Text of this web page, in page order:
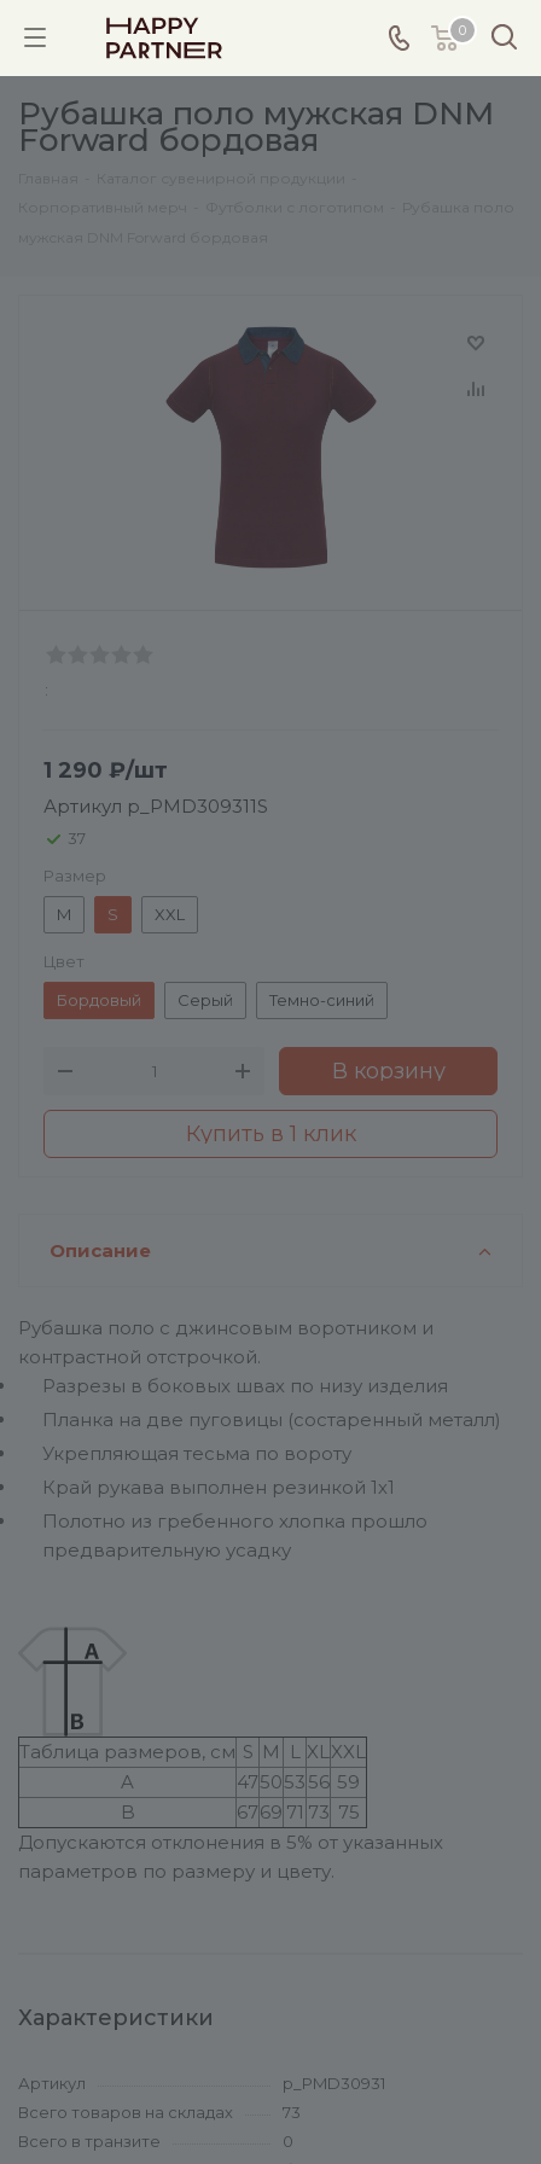
0
Рубашка поло мужская DNM
Forward бордовая
:
1 290 ₽/шт
Артикул p_PMD309311S
37
Размер
M
S XXL
Цвет
Бордовый
Серый Темно-синий
В корзину
Купить в 1 клик
Описание
Рубашка поло с джинсовым воротником и
контрастной отстрочкой.
Разрезы в боковых швах по низу изделия
Планка на две пуговицы (состаренный металл)
Укрепляющая тесьма по вороту
Край рукава выполнен резинкой 1х1
Полотно из гребенного хлопка прошло
предварительную усадку
Таблица размеров, см S M L XLXXL
A
475053 56 59
B
6769 71 73 75
Допускаются отклонения в 5% от указанных
параметров по размеру и цвету.
Характеристики
Артикул
p_PMD30931
Всего товаров на складах
73
Всего в транзите
0